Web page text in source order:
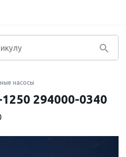
насосы
294000-0340